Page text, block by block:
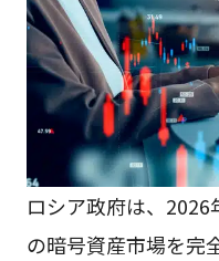
ロシア政府は、
の暗号資産市場を完